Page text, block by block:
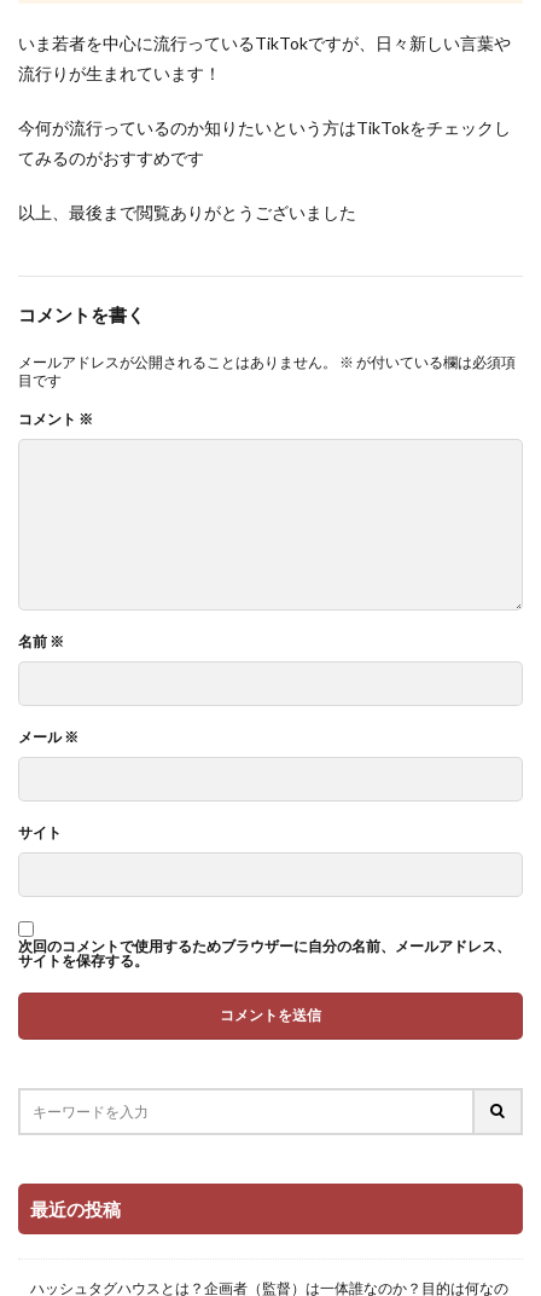
いま若者を中心に流行っているTikTokですが、日々新しい言葉や
流行りが生まれています！
今何が流行っているのか知りたいという方はTikTokをチェックし
てみるのがおすすめです
以上、最後まで閲覧ありがとうございました
コメントを書く
メールアドレスが公開されることはありません。 ※ が付いている欄は必須項
目です
コメント ※
名前 ※
メール※
サイト
次回のコメントで使用するためブラウザーに自分の名前、メールアドレス、
サイトを保存する。
最近の投稿
ハッシュタグハウスとは？企画者（監督）は一体誰なのか？目的は何なの